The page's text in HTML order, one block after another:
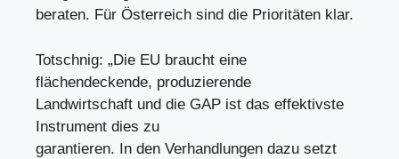
beraten. Für Österreich sind die Prioritäten klar.
Totschnig: „Die EU braucht eine
flächendeckende, produzierende
Landwirtschaft und die GAP ist das effektivste
Instrument dies zu
garantieren. In den Verhandlungen dazu setzt